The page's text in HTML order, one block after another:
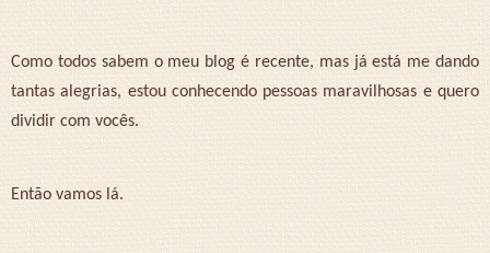
Como todos sabem o meu blog é recente, mas já está me dando
tantas alegrias, estou conhecendo pessoas maravilhosas e quero
dividir com vocês.
Então vamos lá.